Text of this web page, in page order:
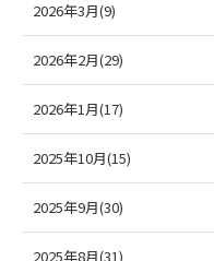
2026年3月(9)
2026年2月(29)
2026年1月(17)
2025年10月(15)
2025年9月(30)
2025年8月(31)